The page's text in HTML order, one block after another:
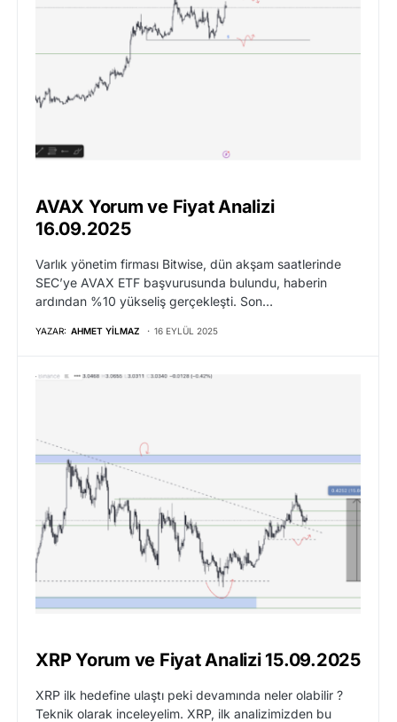
AVAX Yorum ve Fiyat Analizi
16.09.2025
Varlık yönetim firması Bitwise, dün akşam saatlerinde
SEC’ye AVAX ETF başvurusunda bulundu, haberin
ardından %10 yükseliş gerçekleşti. Son…
YAZAR: AHMET YILMAZ 16 EYLÜL 2025
XRP Yorum ve Fiyat Analizi 15.09.2025
XRP ilk hedefine ulaştı peki devamında neler olabilir ?
Teknik olarak inceleyelim. XRP, ilk analizimizden bu